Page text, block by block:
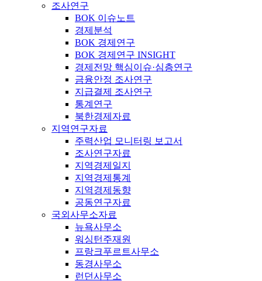
조사연구
BOK 이슈노트
경제분석
BOK 경제연구
BOK 경제연구 INSIGHT
경제전망 핵심이슈·심층연구
금융안정 조사연구
지급결제 조사연구
통계연구
북한경제자료
지역연구자료
주력산업 모니터링 보고서
조사연구자료
지역경제일지
지역경제통계
지역경제동향
공동연구자료
국외사무소자료
뉴욕사무소
워싱턴주재원
프랑크푸르트사무소
동경사무소
런던사무소